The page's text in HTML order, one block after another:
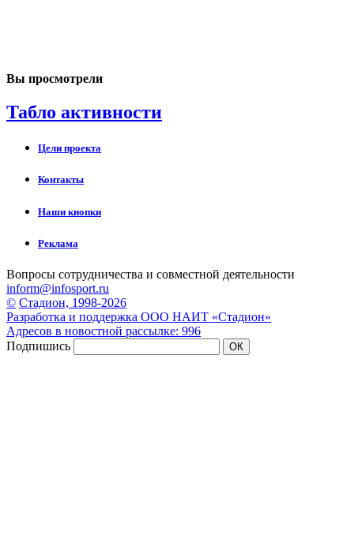
Вы просмотрели
Табло активности
Цели проекта
Контакты
Наши кнопки
Реклама
Вопросы сотрудничества и совместной деятельности
inform@infosport.ru
© Стадион, 1998-2026
Разработка и поддержка ООО НАИТ «Стадион»
Адресов в новостной рассылке: 996
Подпишись